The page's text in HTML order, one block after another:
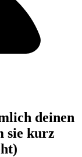
deinen
sie kurz